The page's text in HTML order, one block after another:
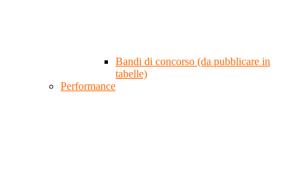
Bandi di concorso (da pubblicare in
tabelle)
Performance